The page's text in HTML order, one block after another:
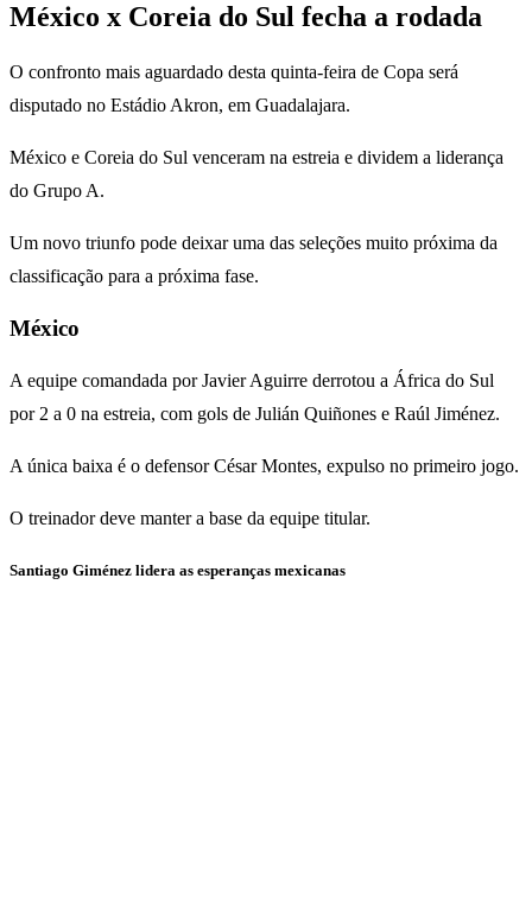
México x Coreia do Sul fecha a rodada
O confronto mais aguardado desta quinta-feira de Copa será
disputado no Estádio Akron, em Guadalajara.
México e Coreia do Sul venceram na estreia e dividem a liderança
do Grupo A.
Um novo triunfo pode deixar uma das seleções muito próxima da
classificação para a próxima fase.
México
A equipe comandada por Javier Aguirre derrotou a África do Sul
por 2 a 0 na estreia, com gols de Julián Quiñones e Raúl Jiménez.
A única baixa é o defensor César Montes, expulso no primeiro jogo.
O treinador deve manter a base da equipe titular.
Santiago Giménez lidera as esperanças mexicanas